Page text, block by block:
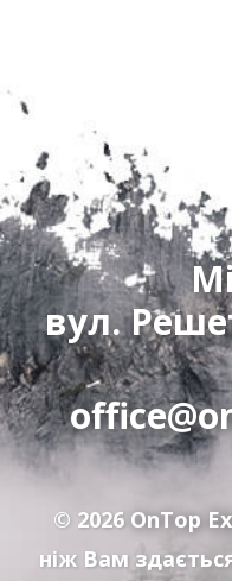
вул.
© 2026 OnTop
ніж Вам